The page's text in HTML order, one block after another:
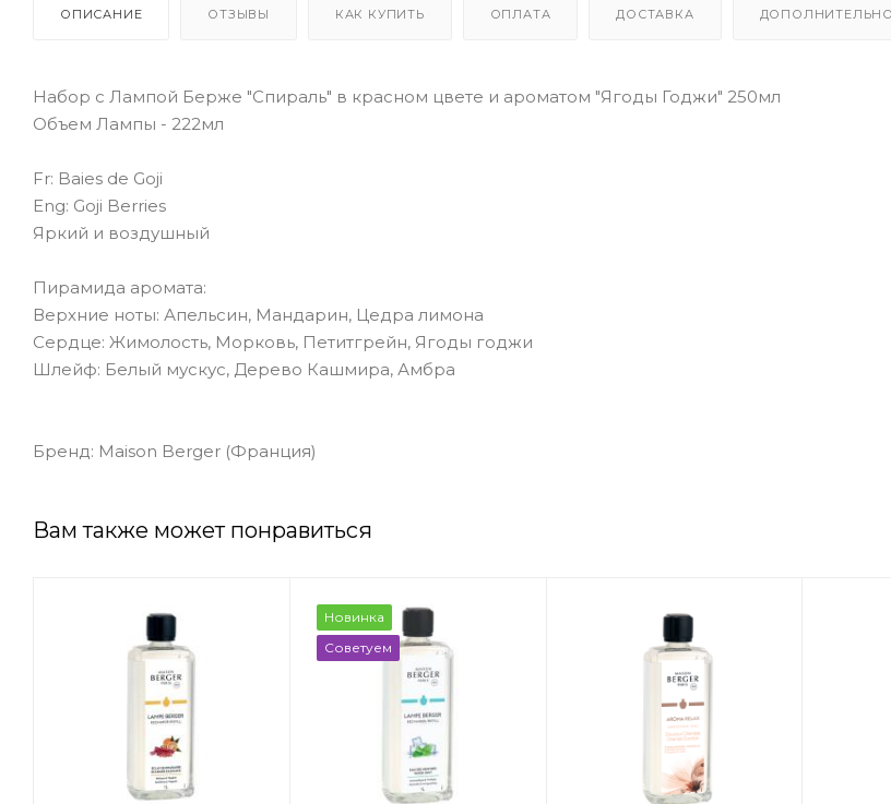
ОПИСАНИЕ ОТЗЫВЫ КАК КУПИТЬ ОПЛАТА ДОСТАВКА ДОПОЛНИТЕЛЬНО
Набор с Лампой Берже "Спираль" в красном цвете и ароматом "Ягоды Годжи" 250мл
Объем Лампы - 222мл
Fr: Baies de Goji
Eng: Goji Berries
Яркий и воздушный
Пирамида аромата:
Верхние ноты: Апельсин, Мандарин, Цедра лимона
Сердце: Жимолость, Морковь, Петитгрейн, Ягоды годжи
Шлейф: Белый мускус, Дерево Кашмира, Амбра
Бренд: Maison Berger (Франция)
Вам также может понравиться
Новинка
Советуем